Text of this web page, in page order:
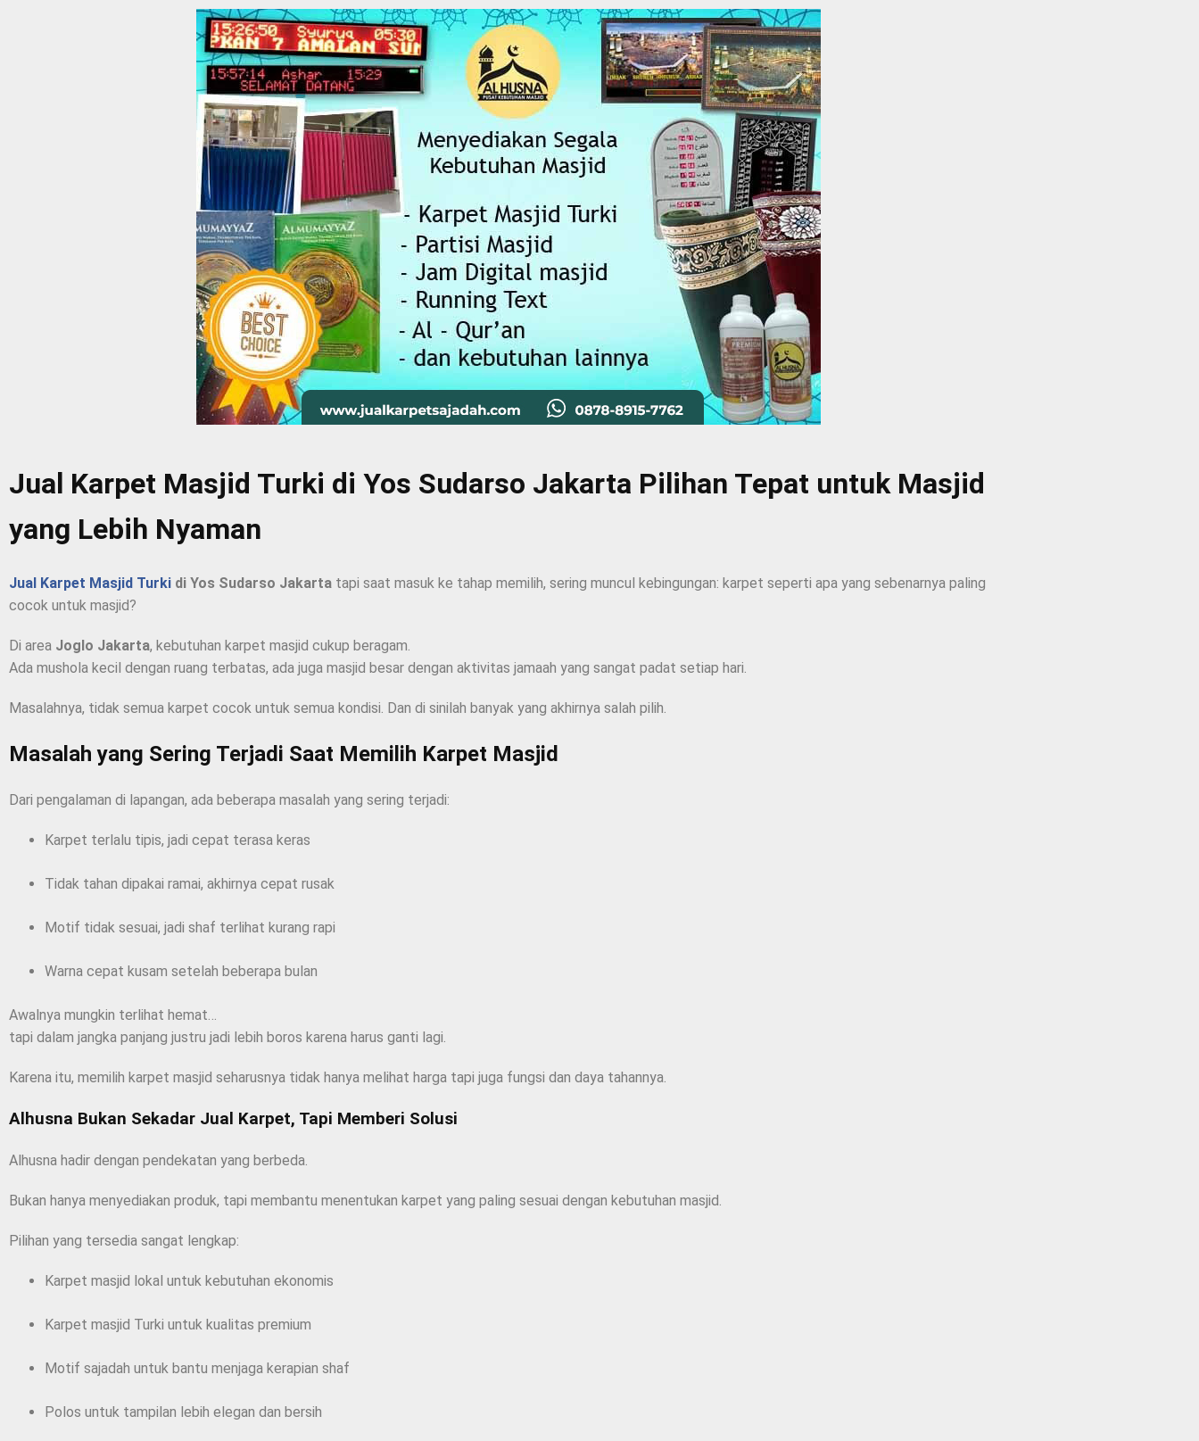
Jual Karpet Masjid Turki di Yos Sudarso Jakarta Pilihan Tepat untuk Masjid
yang Lebih Nyaman
Jual Karpet Masjid Turki di Yos Sudarso Jakarta tapi saat masuk ke tahap memilih, sering muncul kebingungan: karpet seperti apa yang sebenarnya paling
cocok untuk masjid?
Di area Joglo Jakarta, kebutuhan karpet masjid cukup beragam.
Ada mushola kecil dengan ruang terbatas, ada juga masjid besar dengan aktivitas jamaah yang sangat padat setiap hari.
Masalahnya, tidak semua karpet cocok untuk semua kondisi. Dan di sinilah banyak yang akhirnya salah pilih.
Masalah yang Sering Terjadi Saat Memilih Karpet Masjid
Dari pengalaman di lapangan, ada beberapa masalah yang sering terjadi:
Karpet terlalu tipis, jadi cepat terasa keras
Tidak tahan dipakai ramai, akhirnya cepat rusak
Motif tidak sesuai, jadi shaf terlihat kurang rapi
Warna cepat kusam setelah beberapa bulan
Awalnya mungkin terlihat hemat…
tapi dalam jangka panjang justru jadi lebih boros karena harus ganti lagi.
Karena itu, memilih karpet masjid seharusnya tidak hanya melihat harga tapi juga fungsi dan daya tahannya.
Alhusna Bukan Sekadar Jual Karpet, Tapi Memberi Solusi
Alhusna hadir dengan pendekatan yang berbeda.
Bukan hanya menyediakan produk, tapi membantu menentukan karpet yang paling sesuai dengan kebutuhan masjid.
Pilihan yang tersedia sangat lengkap:
Karpet masjid lokal untuk kebutuhan ekonomis
Karpet masjid Turki untuk kualitas premium
Motif sajadah untuk bantu menjaga kerapian shaf
Polos untuk tampilan lebih elegan dan bersih